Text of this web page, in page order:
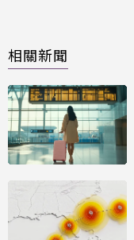
相關新聞